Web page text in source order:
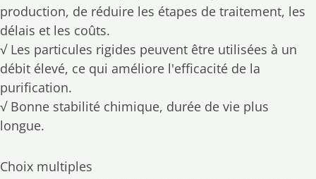
production, de réduire les étapes de traitement, les
délais et les coûts.
√ Les particules rigides peuvent être utilisées à un
débit élevé, ce qui améliore l'efficacité de la
purification.
√ Bonne stabilité chimique, durée de vie plus
longue.
Choix multiples